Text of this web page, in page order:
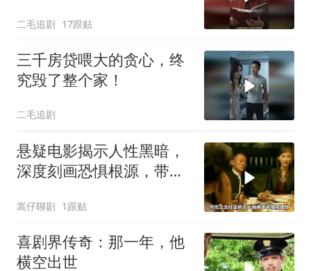
二毛追剧 17跟贴
三千房贷喂大的贪心，终
究毁了整个家！
二毛追剧
悬疑电影揭示人性黑暗，
深度刻画恐惧根源，带你
嵩仔聊剧 1跟贴
喜剧界传奇：那一年，他
横空出世